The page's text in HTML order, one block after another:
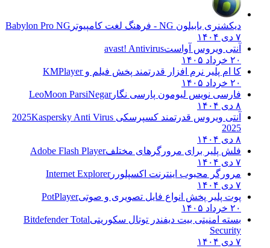
دیکشنری بابیلون NG - فرهنگ لغت کامپیوتر
Babylon Pro NG
۷ دی ۱۴۰۴
آنتی ویروس آواستavast! Antivirus
۲۰ خرداد ۱۴۰۵
کا ام پلیر نرم افزار قدرتمند پخش فیلم وKMPlayer
۲۰ خرداد ۱۴۰۵
فارسی نویس لیومون پارسی نگارLeoMoon ParsiNegar
۸ دی ۱۴۰۴
آنتی ویروس قدرتمند کسپرسکی 2025 Kaspersky Anti Virus
2025
۸ دی ۱۴۰۴
فلش پلیر برای مرورگرهای مختلفAdobe Flash Player
۷ دی ۱۴۰۴
مرورگر محبوب اینترنت اکسپلوررInternet Explorer
۷ دی ۱۴۰۴
پوت پلیر پخش انواع فایل تصویری و صوتیPotPlayer
۲۰ خرداد ۱۴۰۵
بسته امنیتی بیت دیفندر توتال سکوریتیBitdefender Total
Security
۷ دی ۱۴۰۴